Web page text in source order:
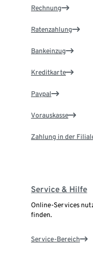
Rechnung
Ratenzahlung
Bankeinzug
Kreditkarte
Paypal
Vorauskasse
Zahlung in der
Service & Hilfe
Online-Services
finden.
Service-Bereich